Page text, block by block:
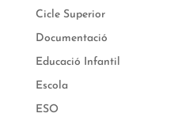
Cicle Superior
Documentació
Educació Infantil
Escola
ESO